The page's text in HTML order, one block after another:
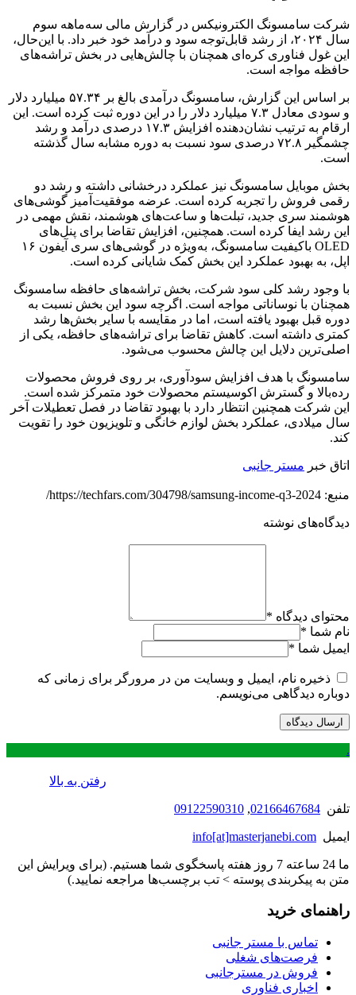
شرکت سامسونگ الکترونیکس در گزارش مالی سه‌ماهه سوم
سال ۲۰۲۴، از رشد قابل‌توجه سود و درآمد خود خبر داد. با این‌حال،
این غول فناوری کره‌ای همچنان با چالش‌هایی در بخش تراشه‌های
حافظه مواجه است.
بر اساس این گزارش، سامسونگ درآمدی بالغ بر ۵۷.۳۴ میلیارد دلار
و سودی معادل ۷.۳ میلیارد دلار را در این دوره ثبت کرده است. این
ارقام به ترتیب نشان‌دهنده افزایش ۱۷.۳ درصدی درآمد و رشد
چشمگیر ۷۲.۸ درصدی سود نسبت به دوره مشابه سال گذشته
است.
بخش موبایل سامسونگ نیز عملکرد درخشانی داشته و رشد دو
رقمی فروش را تجربه کرده است. عرضه موفقیت‌آمیز گوشی‌های
هوشمند سری جدید، تبلت‌ها و ساعت‌های هوشمند، نقش مهمی در
این رشد ایفا کرده است. همچنین، افزایش تقاضا برای پنل‌های
OLED باکیفیت سامسونگ، به‌ویژه در گوشی‌های سری آیفون ۱۶
اپل، به بهبود عملکرد این بخش کمک شایانی کرده است.
با وجود رشد کلی سود شرکت، بخش تراشه‌های حافظه سامسونگ
همچنان با نوساناتی مواجه است. اگرچه سود این بخش نسبت به
دوره قبل بهبود یافته است، اما در مقایسه با سایر بخش‌ها رشد
کمتری داشته است. کاهش تقاضا برای تراشه‌های حافظه، یکی از
اصلی‌ترین دلایل این چالش محسوب می‌شود.
سامسونگ با هدف افزایش سودآوری، بر روی فروش محصولات
رده‌بالا و گسترش اکوسیستم محصولات خود متمرکز شده است.
این شرکت همچنین انتظار دارد با بهبود تقاضا در فصل تعطیلات آخر
سال میلادی، عملکرد بخش لوازم خانگی و تلویزیون خود را تقویت
کند.
اتاق خبر مستر جانبی
منبع: https://techfars.com/304798/samsung-income-q3-2024/
دیدگاه‌های نوشته
محتوای دیدگاه *
نام شما *
ایمیل شما *
ذخیره نام، ایمیل و وبسایت من در مرورگر برای زمانی که
دوباره دیدگاهی می‌نویسم.
.
رفتن به بالا
تلفن 02166467684
,
09122590310
ایمیل info[at]masterjanebi.com
ما 24 ساعته 7 روز هفته پاسخگوی شما هستیم. (برای ویرایش این
متن به پیکربندی پوسته > تب برچسب‌ها مراجعه نمایید.)
راهنمای خرید
تماس با مستر جانبی
فرصت‌های شغلی
فروش در مسترجانبی
اخباری فناوری